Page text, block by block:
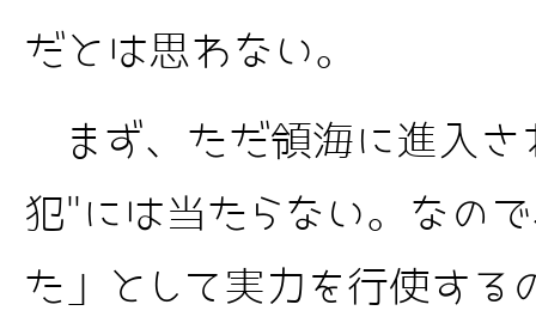
だとは思わない。
まず、ただ領海に進入さ
犯"には当たらない。なの
た」として実力を行使する